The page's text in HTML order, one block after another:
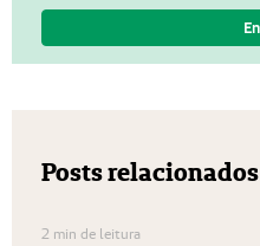
Posts relacionados
2 min de leitura